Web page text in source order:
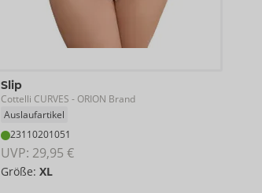
Slip
Cottelli CURVES - ORION Brand
Auslaufartikel
23110201051
UVP: 29,95 €
Größe:XL